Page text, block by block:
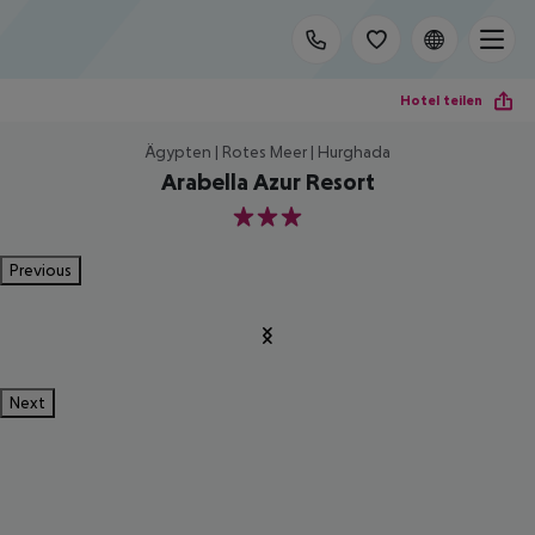
Hotel teilen
Ägypten | Rotes Meer | Hurghada
Arabella Azur Resort
3
Previous
Next